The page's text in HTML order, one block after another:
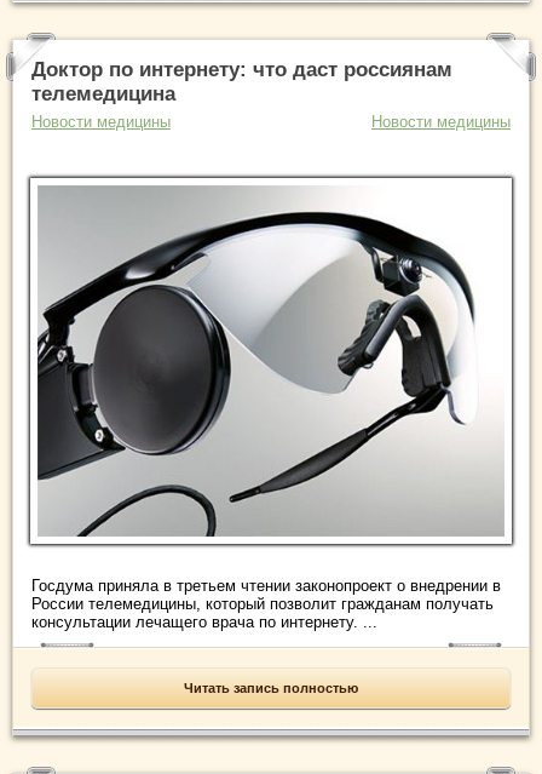
Доктор по интернету: что даст россиянам
телемедицина
Новости медицины Новости медицины
Госдума приняла в третьем чтении законопроект о внедрении в
России телемедицины, который позволит гражданам получать
консультации лечащего врача по интернету. ...
Читать запись полностью